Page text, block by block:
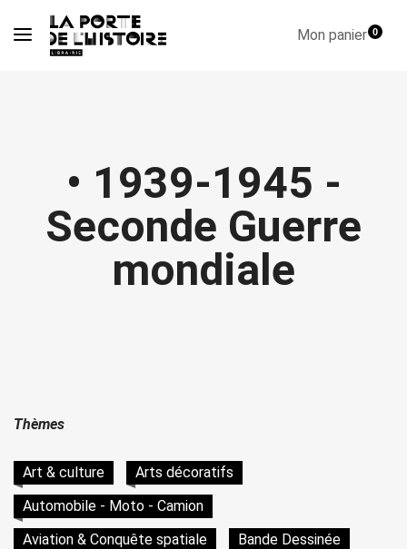
Mon panier0
• 1939-1945 -
Seconde Guerre
mondiale
Thèmes
Art & culture
Arts décoratifs
Automobile - Moto - Camion
Aviation & Conquête spatiale
Bande Dessinée